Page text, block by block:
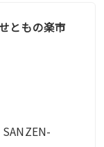
ともの楽市